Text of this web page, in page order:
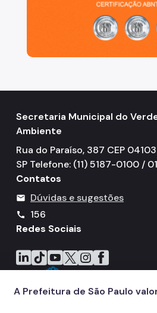
Secretaria Municipal do
Ambiente
Rua do Paraíso, 387 CEP
SP Telefone: (11) 5187-0100 /
Contatos
mail Dúvidas e sugestões
call
156
Redes Sociais
Icone do LinkedIn
Icone do TikTok
Icone do YouTube
Icone do X
Icone do Instagram
Icone do
A Prefeitura de São Paulo